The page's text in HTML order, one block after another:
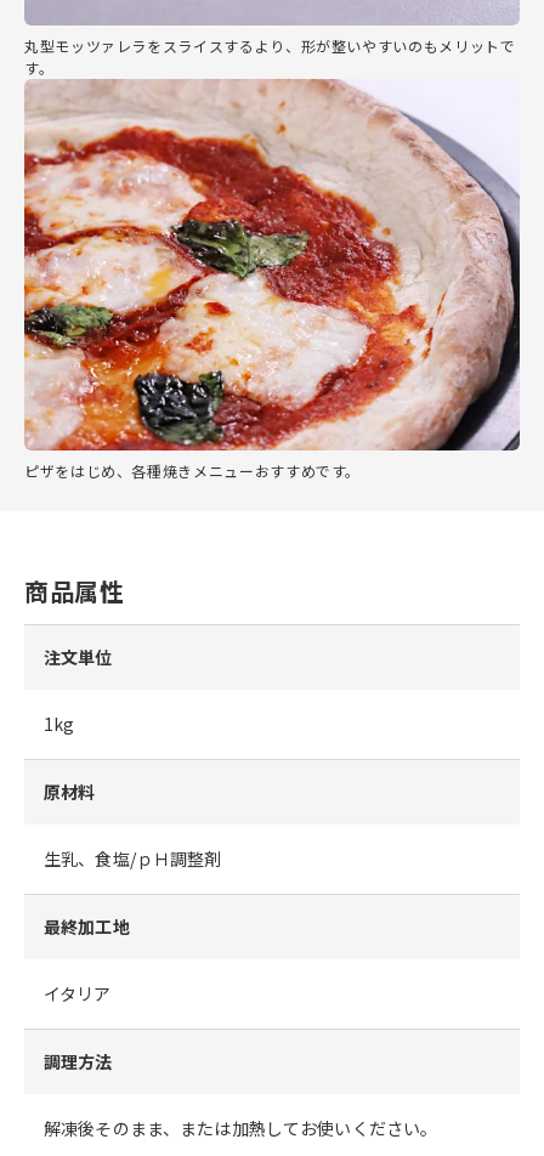
丸型モッツァレラをスライスするより、形が整いやすいのもメリットで
す。
ピザをはじめ、各種焼きメニューおすすめです。
商品属性
注文単位
1kg
原材料
生乳、食塩/ｐＨ調整剤
最終加工地
イタリア
調理方法
解凍後そのまま、または加熱してお使いください。